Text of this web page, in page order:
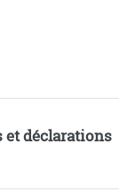
et déclarations